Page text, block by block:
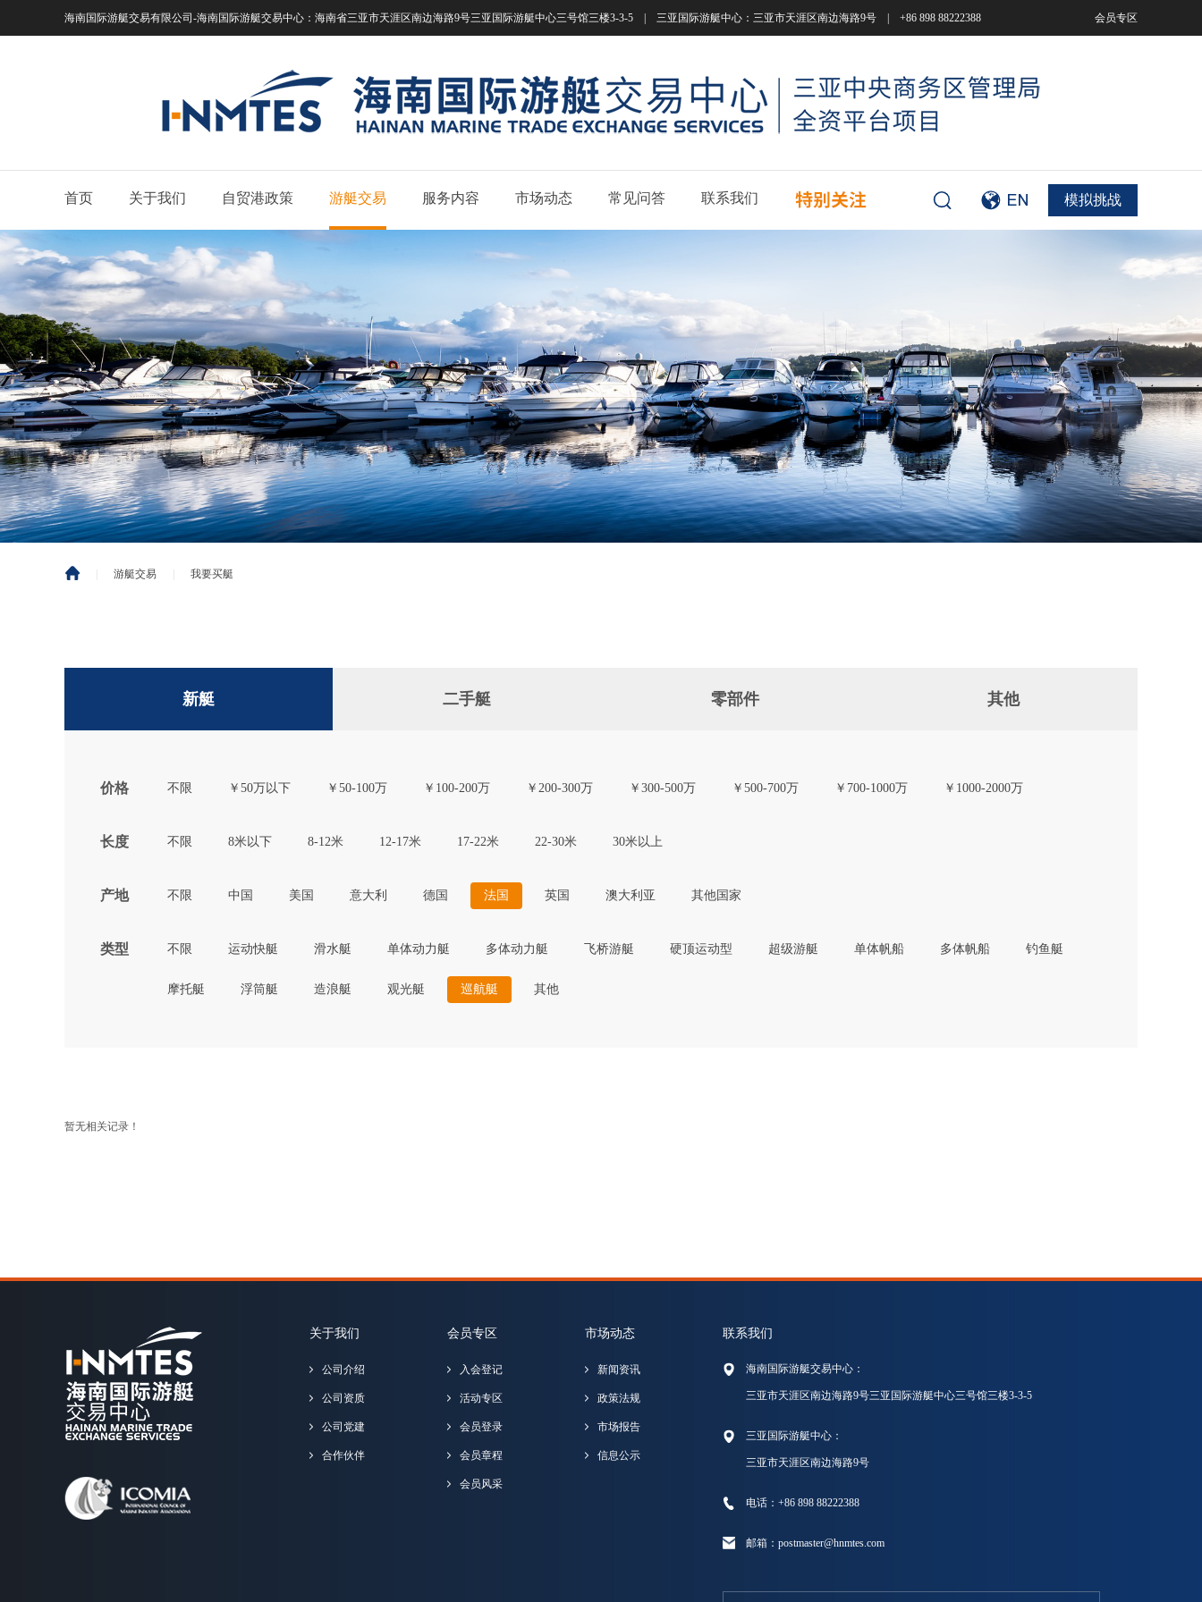
海南国际游艇交易有限公司-海南国际游艇交易中心： 海南省三亚市天涯区南边海路9号三亚国际游艇中心三号馆三楼3-3-5 | 三亚国际游艇中心：三亚市天涯区南边海路9号 | +86 898 88222388 会员专区
模拟挑战
首页 关于我们 自贸港政策 游艇交易 服务内容 市场动态 常见问答 联系我们
游艇交易 我要买艇
新艇 二手艇 零部件 其他
价格 不限 ￥50万以下 ￥50-100万 ￥100-200万 ￥200-300万 ￥300-500万 ￥500-700万 ￥700-1000万 ￥1000-2000万
长度 不限 8米以下 8-12米 12-17米 17-22米 22-30米 30米以上
产地 不限 中国 美国 意大利 德国 法国 英国 澳大利亚 其他国家
类型 不限 运动快艇 滑水艇 单体动力艇 多体动力艇 飞桥游艇 硬顶运动型 超级游艇 单体帆船 多体帆船 钓鱼艇
摩托艇 浮筒艇 造浪艇 观光艇 巡航艇 其他
暂无相关记录！
关于我们
公司介绍
公司资质
公司党建
合作伙伴
会员专区
入会登记
活动专区
会员登录
会员章程
会员风采
市场动态
新闻资讯
政策法规
市场报告
信息公示
联系我们
海南国际游艇交易中心：
三亚市天涯区南边海路9号三亚国际游艇中心三号馆三楼3-3-5
三亚国际游艇中心：
三亚市天涯区南边海路9号
电话：+86 898 88222388
邮箱：postmaster@hnmtes.com